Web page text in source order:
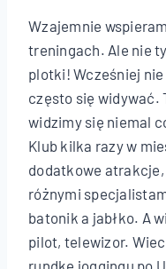
Wzajemnie
treningach. Ale nie
plotki! Wcześniej
często się widywać.
widzimy się niemal
Klub kilka razy w
dodatkowe
różnymi
batonik a jabłko. A
pilot, telewizor.